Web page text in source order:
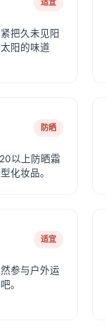
把久未见阳
阳的味道
防晒
以上防晒霜
化妆品。
适宜
参与户外运
。